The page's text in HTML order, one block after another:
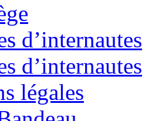
d’internautes
d’internautes
légales